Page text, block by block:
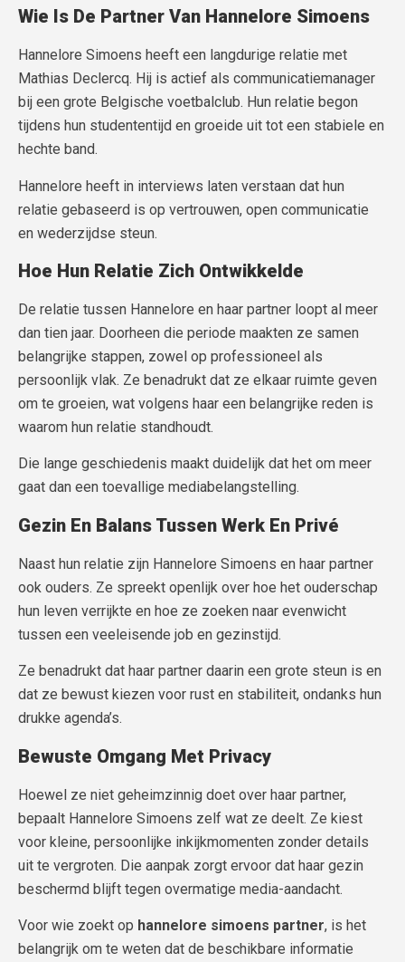
Wie Is De Partner Van Hannelore Simoens
Hannelore Simoens heeft een langdurige relatie met
Mathias Declercq. Hij is actief als communicatiemanager
bij een grote Belgische voetbalclub. Hun relatie begon
tijdens hun studententijd en groeide uit tot een stabiele en
hechte band.
Hannelore heeft in interviews laten verstaan dat hun
relatie gebaseerd is op vertrouwen, open communicatie
en wederzijdse steun.
Hoe Hun Relatie Zich Ontwikkelde
De relatie tussen Hannelore en haar partner loopt al meer
dan tien jaar. Doorheen die periode maakten ze samen
belangrijke stappen, zowel op professioneel als
persoonlijk vlak. Ze benadrukt dat ze elkaar ruimte geven
om te groeien, wat volgens haar een belangrijke reden is
waarom hun relatie standhoudt.
Die lange geschiedenis maakt duidelijk dat het om meer
gaat dan een toevallige mediabelangstelling.
Gezin En Balans Tussen Werk En Privé
Naast hun relatie zijn Hannelore Simoens en haar partner
ook ouders. Ze spreekt openlijk over hoe het ouderschap
hun leven verrijkte en hoe ze zoeken naar evenwicht
tussen een veeleisende job en gezinstijd.
Ze benadrukt dat haar partner daarin een grote steun is en
dat ze bewust kiezen voor rust en stabiliteit, ondanks hun
drukke agenda’s.
Bewuste Omgang Met Privacy
Hoewel ze niet geheimzinnig doet over haar partner,
bepaalt Hannelore Simoens zelf wat ze deelt. Ze kiest
voor kleine, persoonlijke inkijkmomenten zonder details
uit te vergroten. Die aanpak zorgt ervoor dat haar gezin
beschermd blijft tegen overmatige media-aandacht.
Voor wie zoekt op hannelore simoens partner, is het
belangrijk om te weten dat de beschikbare informatie